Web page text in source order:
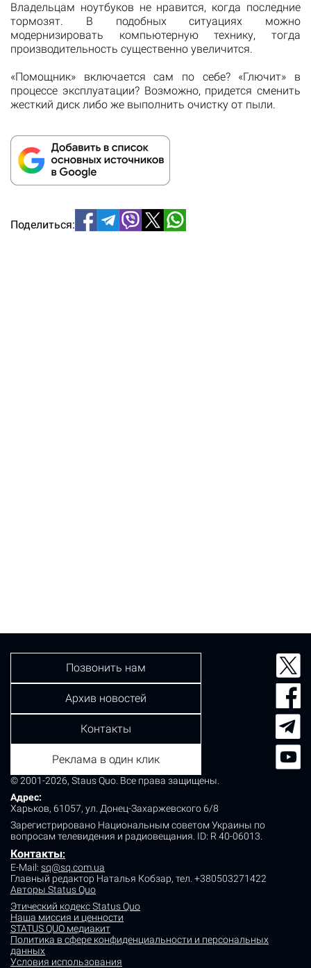
Владельцам ноутбуков не нравится, когда последние
тормозят. В подобных ситуациях можно
модернизировать компьютерную технику, тогда
производительность существенно увеличится.
«Помощник» включается сам по себе? «Глючит» в
процессе эксплуатации? Возможно, придется сменить
жесткий диск либо же выполнить очистку от пыли.
Поделиться:
© 2001-2026, Staus Quo. Все права защищены.
Адрес:
Харьков, 61057, ул. Донец-Захаржевского 6/8
Зарегистрировано Национальным советом Украины по
вопросам телевидения и радиовещания. ID: R 40-06013.
Контакты:
E-Mail: sq@sq.com.ua
Главный редактор Наталья Кобзар, тел. +380503271422
Авторы Status Quo
Этический кодекс Status Quo
Наша миссия и ценности
STATUS QUO медиакит
Политика в сфере конфиденциальности и персональных
данных
Условия использования
Позвонить нам
Архив новостей
Контакты
Реклама в один клик